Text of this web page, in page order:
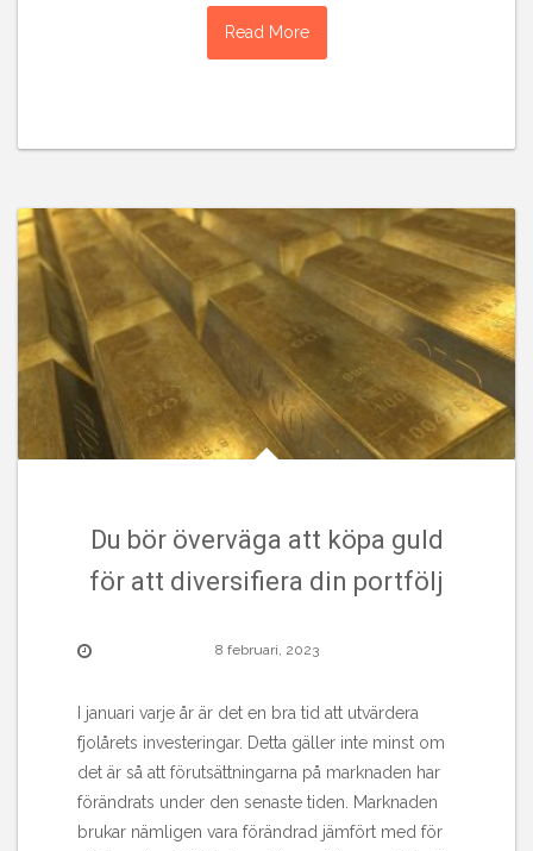
Read More
Du bör överväga att köpa guld
för att diversifiera din portfölj
8 februari, 2023
I januari varje år är det en bra tid att utvärdera
fjolårets investeringar. Detta gäller inte minst om
det är så att förutsättningarna på marknaden har
förändrats under den senaste tiden. Marknaden
brukar nämligen vara förändrad jämfört med för